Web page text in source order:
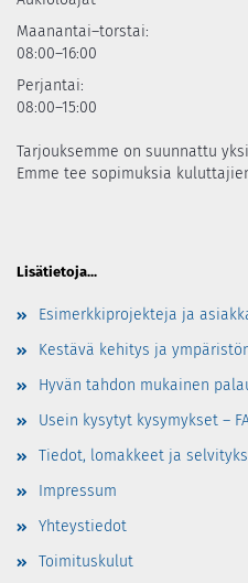
Maanantai–torstai:
08:00–16:00
Perjantai:
08:00–15:00
Tarjouksemme on suunnattu
Emme tee sopimuksia
Lisätietoja...
Esimerkkiprojekteja ja
Kestävä kehitys ja
Hyvän tahdon mukainen
Usein kysytyt kysymykset –
Tiedot, lomakkeet ja
Impressum
Yhteystiedot
Toimituskulut